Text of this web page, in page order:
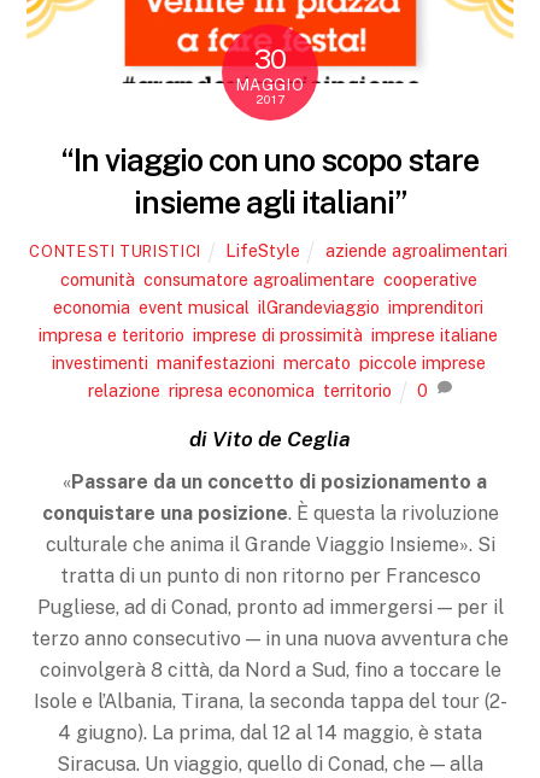
30
MAGGIO
2017
“In viaggio con uno scopo stare
insieme agli italiani”
CONTESTI TURISTICI LifeStyle aziende agroalimentari
comunità consumatore agroalimentare cooperative
economia event musical ilGrandeviaggio imprenditori
impresa e teritorio imprese di prossimità imprese italiane
investimenti manifestazioni mercato piccole imprese
relazione ,ripresa economica territorio 0
di Vito de Ceglia
«Passare da un concetto di posizionamento a
conquistare una posizione. È questa la rivoluzione
culturale che anima il Grande Viaggio Insieme». Si
tratta di un punto di non ritorno per Francesco
Pugliese, ad di Conad, pronto ad immergersi — per il
terzo anno consecutivo — in una nuova avventura che
coinvolgerà 8 città, da Nord a Sud, fino a toccare le
Isole e l’Albania, Tirana, la seconda tappa del tour (2-
4 giugno). La prima, dal 12 al 14 maggio, è stata
Siracusa. Un viaggio, quello di Conad, che — alla